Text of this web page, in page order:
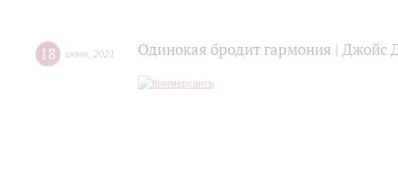
18 июня 2021 Одинокая бродит гармония | Джойс